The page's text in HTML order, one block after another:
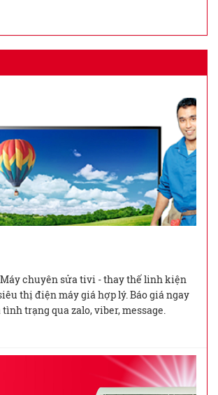
chuyên sửa tivi - thay thế linh kiện
thị điện máy giá hợp lý. Báo giá ngay
trạng qua zalo, viber, message.